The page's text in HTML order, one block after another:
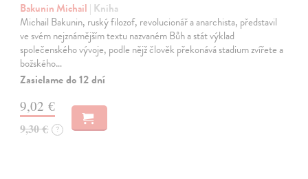
Bakunin Michail | Kniha
Michail Bakunin, ruský filozof, revolucionář a anarchista, představil
ve svém nejznámějším textu nazvaném Bůh a stát výklad
společenského vývoje, podle nějž člověk překonává stadium zvířete a
božského…
Zasielame do 12 dní
9,02 €
9,30 € ?